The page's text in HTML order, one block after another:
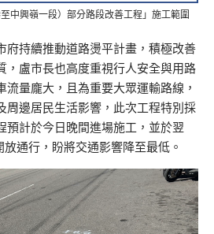
至中興嶺一段）部分路段改善工程」施工範圍
府持續推動道路燙平計畫，積極改善
，盧市長也高度重視行人安全與用路
量龐大，且為重要大眾運輸路線，
周邊居民生活影響，此次工程特別採
預計於今日晚間進場施工，並於翌
放通行，盼將交通影響降至最低。